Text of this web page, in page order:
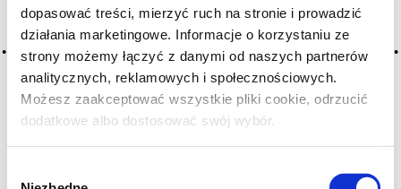
dopasować treści, mierzyć ruch na stronie i prowadzić
działania marketingowe. Informacje o korzystaniu ze
strony możemy łączyć z danymi od naszych partnerów
analitycznych, reklamowych i społecznościowych.
Możesz zaakceptować wszystkie pliki cookie, odrzucić
dodatkowe albo dostosować swój wybór.
Czy masz ukończone 18 lat?
Fritz Haag Brauneberger Juffer Sonnenuhr